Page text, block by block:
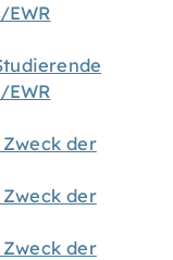
EWR
EWR
der
der
der